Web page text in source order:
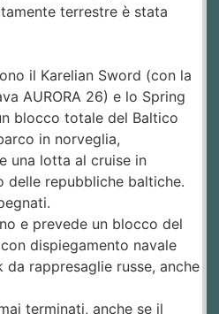
terrestre è stata
il Karelian Sword (con la
AURORA 26) e lo Spring
blocco totale del Baltico
in norveglia,
una lotta al cruise in
delle repubbliche baltiche.
e prevede un blocco del
dispiegamento navale
da rappresaglie russe, anche
terminati, anche se il